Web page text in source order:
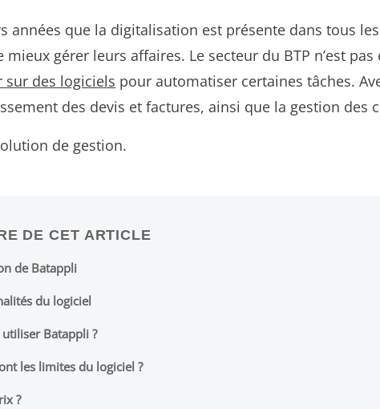
années que la digitalisation est présente dans tous
gérer leurs affaires. Le secteur du BTP n’est
des logiciels pour automatiser certaines tâches.
des devis et factures, ainsi que la gestion des
de gestion.
DE CET ARTICLE
de Batappli
du logiciel
Batappli ?
les limites du logiciel ?
?